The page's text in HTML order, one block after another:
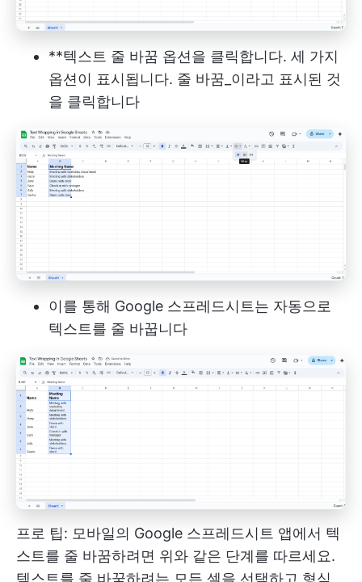
**텍스트 줄 바꿈 옵션을 클릭합니다. 세 가지
옵션이 표시됩니다. 줄 바꿈_이라고 표시된 것
을 클릭합니다
이를 통해 Google 스프레드시트는 자동으로
텍스트를 줄 바꿉니다
프로 팁: 모바일의 Google 스프레드시트 앱에서 텍
스트를 줄 바꿈하려면 위와 같은 단계를 따르세요.